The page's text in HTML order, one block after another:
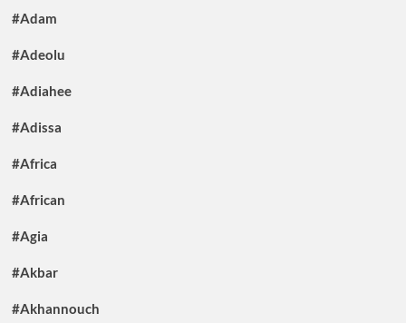
#Adam
#Adeolu
#Adiahee
#Adissa
#Africa
#African
#Agia
#Akbar
#Akhannouch